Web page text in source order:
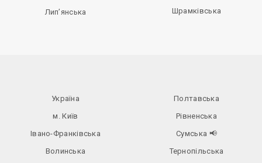
Лип’янська
Шрамківська
Україна
м. Київ
Івано-Франківська
Волинська
Полтавська
Рівненська
Сумська 📢
Тернопільська